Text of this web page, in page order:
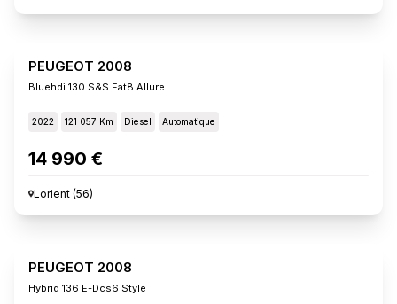
PEUGEOT 2008
Bluehdi 130 S&s Eat8 Allure
2022 121 057 Km Diesel Automatique
14 990 €
Lorient (56)
PEUGEOT 2008
Hybrid 136 E-Dcs6 Style